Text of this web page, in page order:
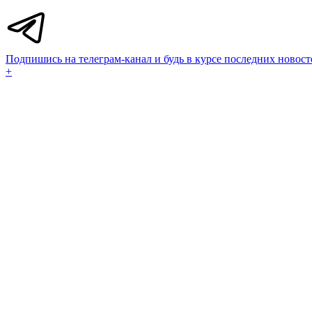
Подпишись на телеграм-канал и будь в курсе последних
+